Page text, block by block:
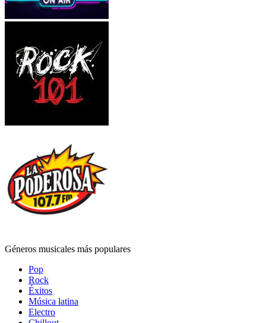
Géneros musicales más populares
Pop
Rock
Éxitos
Música latina
Electro